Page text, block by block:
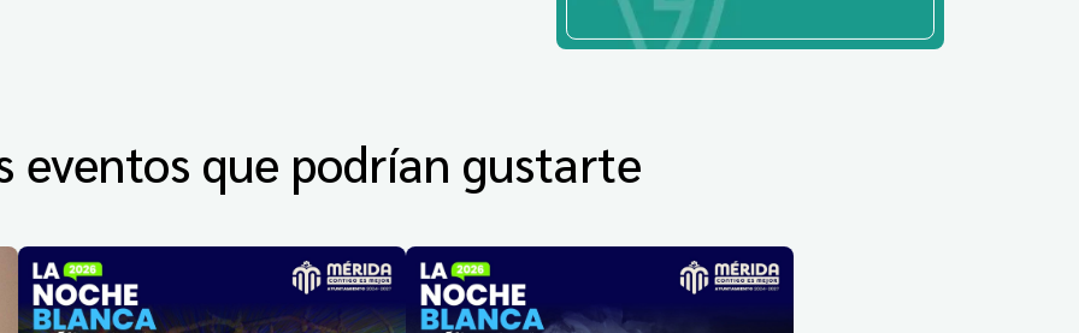
eventos que podrían gustarte